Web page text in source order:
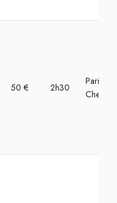
50 € 2h30
Paris,
Chemin